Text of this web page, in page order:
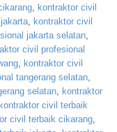
, kontraktor civil
, kontraktor civil
jakarta selatan,
civil profesional
, kontraktor civil
tangerang selatan,
selatan, kontraktor
kontraktor civil terbaik
civil terbaik cikarang,